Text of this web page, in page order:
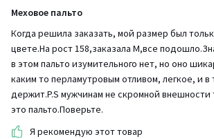
Меховое пальто
Когда решила заказать, мой размер был
цвете.На рост 158,заказала М,все
в этом пальто изумительного нет, но оно
каким то перламутровым отливом, легкое, и
держит.P.S мужчинам не скромной
это пальто.Поверьте.
Я рекомендую этот товар